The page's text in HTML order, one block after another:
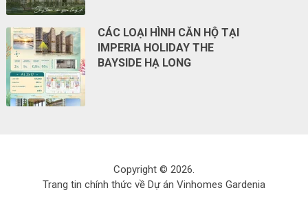
CÁC LOẠI HÌNH CĂN HỘ TẠI
IMPERIA HOLIDAY THE
BAYSIDE HẠ LONG
Copyright © 2026.
Trang tin chính thức về Dự án Vinhomes Gardenia